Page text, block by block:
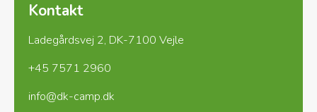
✔ Museum Østjylland
Entdecken Sie die Geschichte von Randers mit
Ausstellungen vom Mittelalter bis in die
Kontakt
Ladegårdsvej 2, DK-7100 Vejle
+45 7571 2960
info@dk-camp.dk